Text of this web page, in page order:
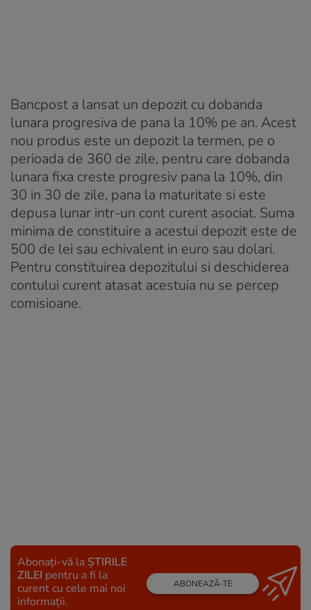
Bancpost a lansat un depozit cu dobanda
lunara progresiva de pana la 10% pe an. Acest
nou produs este un depozit la termen, pe o
perioada de 360 de zile, pentru care dobanda
lunara fixa creste progresiv pana la 10%, din
30 in 30 de zile, pana la maturitate si este
depusa lunar intr-un cont curent asociat. Suma
minima de constituire a acestui depozit este de
500 de lei sau echivalent in euro sau dolari.
Pentru constituirea depozitului si deschiderea
contului curent atasat acestuia nu se percep
comisioane.
Abonați-vă la ȘTIRILE
ZILEI pentru a fi la
curent cu cele mai noi
informații.
ABONEAZĂ-TE